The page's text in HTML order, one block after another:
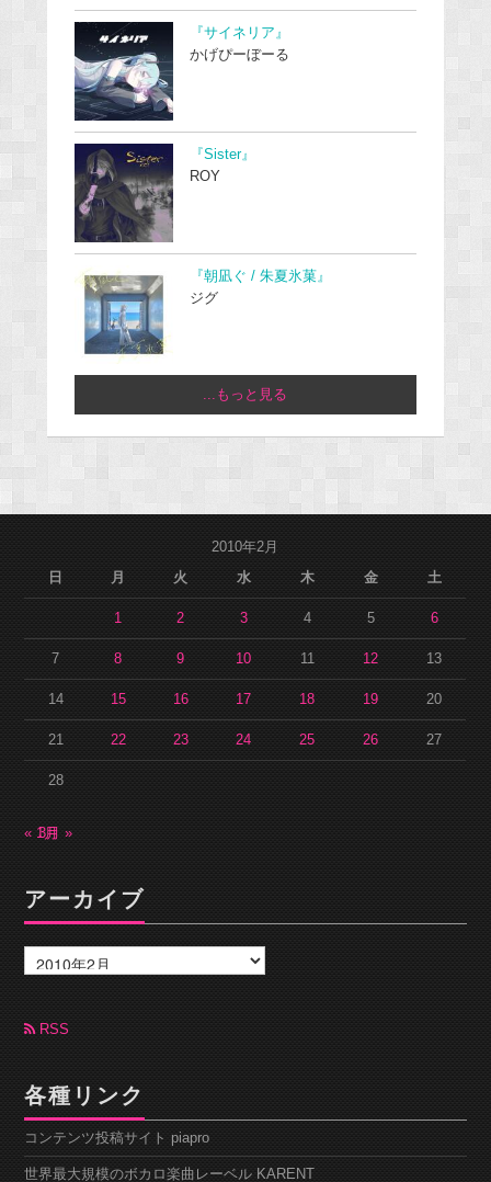
『サイネリア』
かげぴーぼーる
『Sister』
ROY
『朝凪ぐ / 朱夏氷菓』
ジグ
...もっと見る
2010年2月
日
月 火 水 木 金 土
1 2 3 4 5 6
7 8 9 10 11 12 13
14 15 16 17 18 19 20
21 22 23 24 25 26 27
28
« 1月3月 »
アーカイブ
ー
カ
ブ RSS
各種リンク
コンテンツ投稿サイト piapro
世界最大規模のボカロ楽曲レーベル KARENT